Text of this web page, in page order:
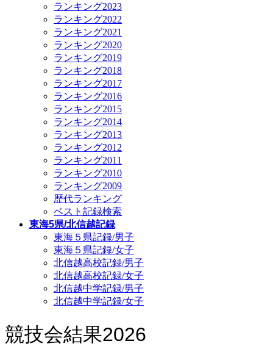
ランキング2023
ランキング2022
ランキング2021
ランキング2020
ランキング2019
ランキング2018
ランキング2017
ランキング2016
ランキング2015
ランキング2014
ランキング2013
ランキング2012
ランキング2011
ランキング2010
ランキング2009
歴代ランキング
ベスト記録検索
東海5県/北信越記録
東海５県記録/男子
東海５県記録/女子
北信越高校記録/男子
北信越高校記録/女子
北信越中学記録/男子
北信越中学記録/女子
競技会結果2026